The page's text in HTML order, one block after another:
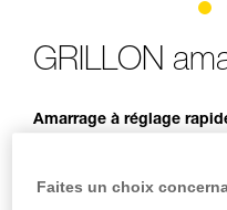
GRILLON
Amarrage à réglage
rapidement un point
Faites un choix